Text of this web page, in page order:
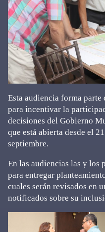
Esta audiencia forma
para incentivar la
decisiones del Gobierno
que está abierta desde el
septiembre.
En las audiencias las y los
para entregar
cuales serán revisados en
notificados sobre su